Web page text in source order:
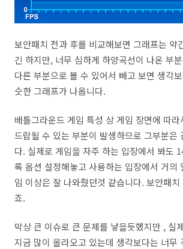
보안패치 전과 후를 비교해보면 그래프는 약
긴 하지만, 너무 심하게 하양곡선이 나온 부
다른 부분으로 볼 수 있어서 빼고 보면 생각
슷한 그래프가 나옵니다.
배틀그라운드 게임 특성 상 게임 장면에 따
드랍될 수 있는 부분이 발생하므로 그부분은
다. 실제로 게임을 자주 하는 입장에서 봐도
록 옵션 설정해놓고 사용하는 입장에서 거의
임 이상은 잘 나와줬던것 같습니다. 보안패
죠.
막상 큰 이슈로 큰 문제를 낳을듯했지만 , 실
지금 많이 올라오고 있는데 생각보다는 너무